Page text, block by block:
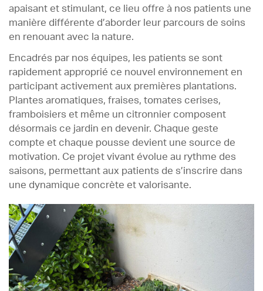
apaisant et stimulant, ce lieu offre à nos patients une
manière différente d’aborder leur parcours de soins
en renouant avec la nature.
Encadrés par nos équipes, les patients se sont
rapidement approprié ce nouvel environnement en
participant activement aux premières plantations.
Plantes aromatiques, fraises, tomates cerises,
framboisiers et même un citronnier composent
désormais ce jardin en devenir. Chaque geste
compte et chaque pousse devient une source de
motivation. Ce projet vivant évolue au rythme des
saisons, permettant aux patients de s’inscrire dans
une dynamique concrète et valorisante.